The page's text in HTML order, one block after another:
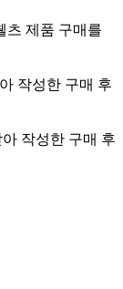
츠 제품 구매를
작성한 구매 후
작성한 구매 후